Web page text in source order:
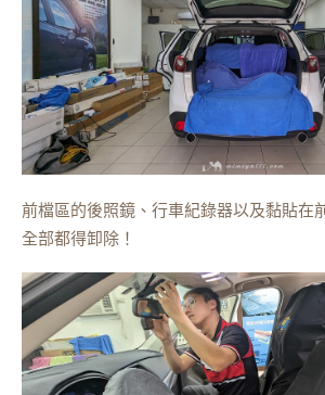
前檔區的後照鏡、行車紀錄器以及黏貼在
全部都得卸除！